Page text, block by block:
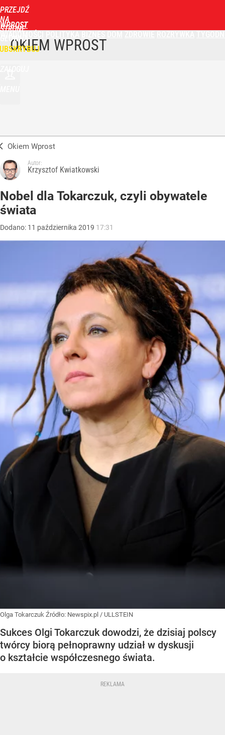
PRZEJDŹ
NA
STRONĘ
GŁÓWNĄ
WPROST
OKIEM WPROST
Okiem Wprost
Autor:
Krzysztof Kwiatkowski
Nobel dla Tokarczuk, czyli obywatele
świata
Dodano: 11 października 2019 17:31
Olga Tokarczuk Źródło: Newspix.pl / ULLSTEIN
Sukces Olgi Tokarczuk dowodzi, że dzisiaj polscy
twórcy biorą pełnoprawny udział w dyskusji
o kształcie współczesnego świata.